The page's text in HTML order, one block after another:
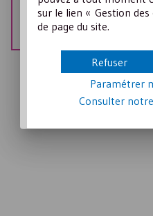
Quiz : Quelle structure
Quiz : Savez-vous ce
sur le lien « Gestion
de page du site.
Refuser
Paramétrer
Consulter